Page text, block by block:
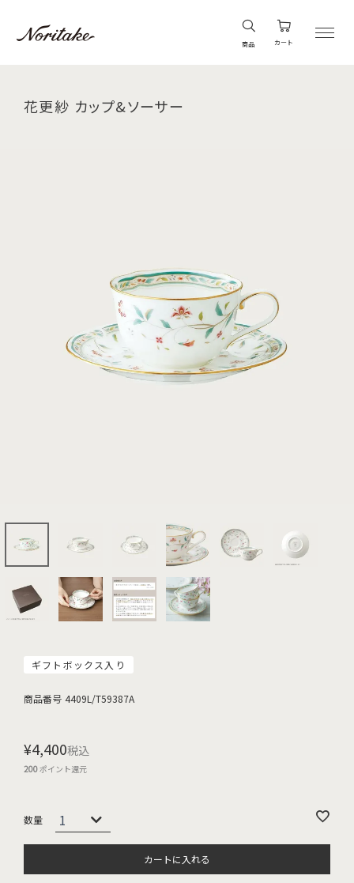
商品 カート
花更紗 カップ&ソーサー
ギフトボックス入り
商品番号 4409L/T59387A
¥4,400税込
200ポイント還元
カートに入れる